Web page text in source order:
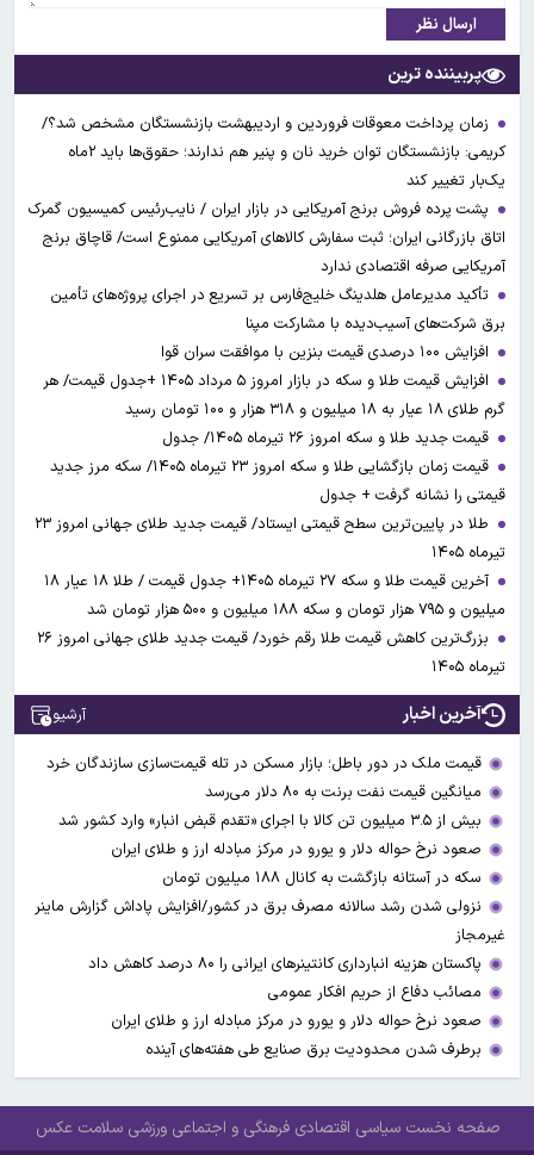
ارسال نظر
پربیننده ترین
زمان پرداخت معوقات فروردین و اردیبهشت بازنشستگان مشخص شد؟/
کریمی: بازنشستگان توان خرید نان و پنیر هم ندارند؛ حقوق‌ها باید ۲ماه
یک‌بار تغییر کند
پشت پرده فروش برنج آمریکایی در بازار ایران / نایب‌رئیس کمیسیون گمرک
اتاق بازرگانی ایران؛ ثبت سفارش کالاهای آمریکایی ممنوع است/ قاچاق برنج
آمریکایی صرفه اقتصادی ندارد
تأکید مدیرعامل هلدینگ خلیج‌فارس بر تسریع در اجرای پروژه‌های تأمین
برق شرکت‌های آسیب‌دیده با مشارکت مپنا
افزایش ۱۰۰ درصدی قیمت بنزین با موافقت سران قوا
افزایش قیمت طلا و سکه در بازار امروز ۵ مرداد ۱۴۰۵ +جدول قیمت/ هر
گرم طلای ۱۸ عیار به ۱۸ میلیون و ۳۱۸ هزار و ۱۰۰ تومان رسید
قیمت جدید طلا و سکه امروز ۲۶ تیرماه ۱۴۰۵/ جدول
قیمت زمان بازگشایی طلا و سکه امروز ۲۳ تیرماه ۱۴۰۵/ سکه مرز جدید
قیمتی را نشانه گرفت + جدول
طلا در پایین‌ترین سطح قیمتی ایستاد/ قیمت جدید طلای جهانی امروز ۲۳
تیرماه ۱۴۰۵
آخرین قیمت طلا و سکه ۲۷ تیرماه ۱۴۰۵+ جدول قیمت / طلا ۱۸ عیار ۱۸
میلیون و ۷۹۵ هزار تومان و سکه ۱۸۸ میلیون و ۵۰۰ هزار تومان شد
بزرگ‌ترین کاهش قیمت طلا رقم خورد/ قیمت جدید طلای جهانی امروز ۲۶
تیرماه ۱۴۰۵
آخرین اخبار آرشیو
قیمت ملک در دور باطل؛ بازار مسکن در تله قیمت‌سازی سازندگان خرد
میانگین قیمت نفت برنت به ۸۰ دلار می‌رسد
بیش از ۳.۵ میلیون تن کالا با اجرای «تقدم قبض انبار» وارد کشور شد
صعود نرخ حواله دلار و یورو در مرکز مبادله ارز و طلای ایران
سکه در آستانه بازگشت به کانال ۱۸۸ میلیون تومان
نزولی شدن رشد سالانه مصرف برق در کشور/افزایش پاداش گزارش ماینر
غیرمجاز
پاکستان هزینه انبارداری کانتینرهای ایرانی را ۸۰ درصد کاهش داد
مصائب دفاع از حریم افکار عمومی
صعود نرخ حواله دلار و یورو در مرکز مبادله ارز و طلای ایران
برطرف شدن محدودیت‌ برق صنایع طی هفته‌های آینده
صفحه نخست سیاسی اقتصادی فرهنگی و اجتماعی ورزشی سلامت عکس